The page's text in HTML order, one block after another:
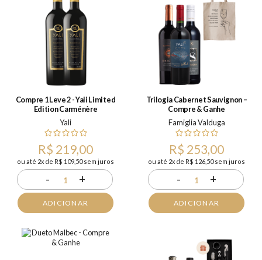
Compre 1 Leve 2 - Yali Limited
Edition Carménère
Yali
R$ 219,00
ou até 2x de R$ 109,50 sem juros
- 1 +
ADICIONAR
Trilogia Cabernet Sauvignon –
Compre & Ganhe
Famiglia Valduga
R$ 253,00
ou até 2x de R$ 126,50 sem juros
- 1 +
ADICIONAR